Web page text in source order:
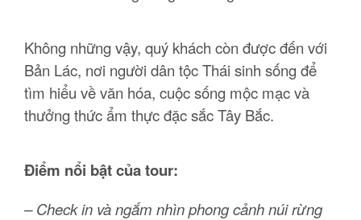
Không những vậy, quý khách còn được đến với
Bản Lác, nơi người dân tộc Thái sinh sống để
tìm hiểu về văn hóa, cuộc sống mộc mạc và
thưởng thức ẩm thực đặc sắc Tây Bắc.
Điểm nổi bật của tour:
– Check in và ngắm nhìn phong cảnh núi rừng